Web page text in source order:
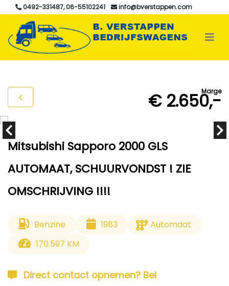
0492-331487, 06-55102241 info@bverstappen.com
Marge
€ 2.650,-
Mitsubishi Sapporo 2000 GLS
AUTOMAAT, SCHUURVONDST ! ZIE
OMSCHRIJVING !!!!
Benzine 1983
Automaat
170.597 KM
Direct contact opnemen? Bel